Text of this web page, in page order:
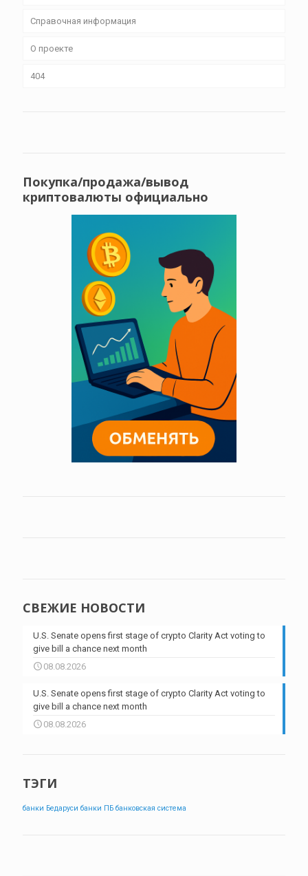
Справочная информация
О проекте
404
Покупка/продажа/вывод
криптовалюты официально
СВЕЖИЕ НОВОСТИ
U.S. Senate opens first stage of crypto Clarity Act voting to
give bill a chance next month
08.08.2026
U.S. Senate opens first stage of crypto Clarity Act voting to
give bill a chance next month
08.08.2026
ТЭГИ
банки Бедаруси банки ПБ банковская система